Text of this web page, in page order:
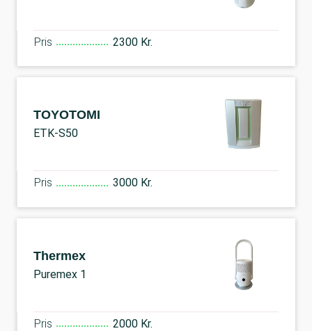
Pris 2300 Kr.
TOYOTOMI
ETK-S50
Pris 3000 Kr.
Thermex
Puremex 1
Pris 2000 Kr.